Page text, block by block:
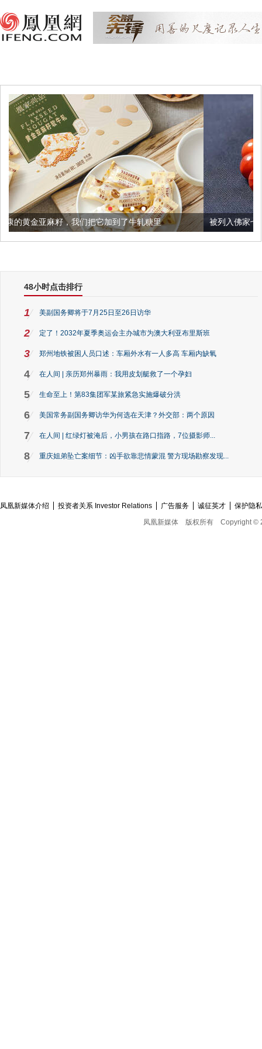
把它加到了牛轧糖里 被列入佛家七宝的它到底有多美？
48小时点击排行
1 美副国务卿将于7月25日至26日访华
2 定了！2032年夏季奥运会主办城市为澳大利亚布里斯班
3 郑州地铁被困人员口述：车厢外水有一人多高 车厢内缺氧
4 在人间 | 亲历郑州暴雨：我用皮划艇救了一个孕妇
5 生命至上！第83集团军某旅紧急实施爆破分洪
6 美国常务副国务卿访华为何选在天津？外交部：两个原因
7 在人间 | 红绿灯被淹后，小男孩在路口指路，7位摄影师...
8 重庆姐弟坠亡案细节：凶手欲靠悲情蒙混 警方现场勘察发现...
凤凰新媒体介绍 投资者关系 Investor Relations 广告服务 诚征英才
保护隐
凤凰新媒体
版权所有 Copyright ©